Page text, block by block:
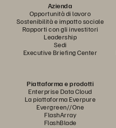
Azienda
Opportunità di lavoro
Sostenibilità e impatto sociale
Rapporti con gli investitori
Leadership
Sedi
Executive Briefing Center
Piattaforma e prodotti
Enterprise Data Cloud
La piattaforma Everpure
Evergreen//One
FlashArray
FlashBlade